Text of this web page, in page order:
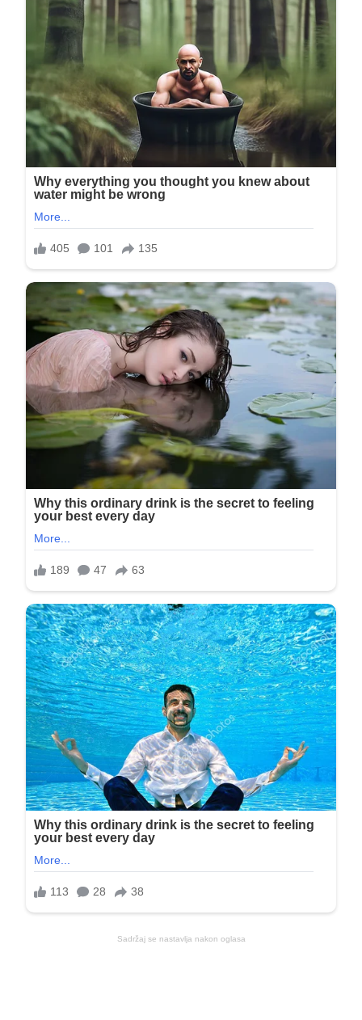
Sadržaj se nastavlja nakon oglasa